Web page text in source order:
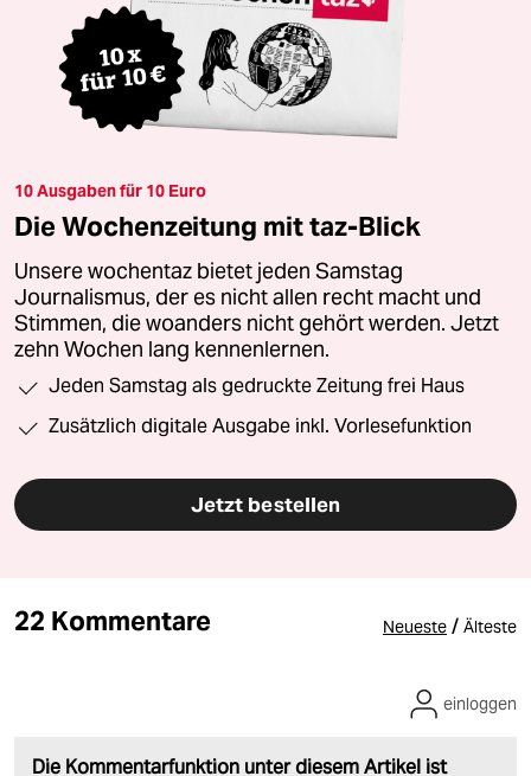
10 Ausgaben für 10 Euro
Die Wochenzeitung mit taz-Blick
Unsere wochentaz bietet jeden Samstag
Journalismus, der es nicht allen recht macht und
Stimmen, die woanders nicht gehört werden. Jetzt
zehn Wochen lang kennenlernen.
Jeden Samstag als gedruckte Zeitung frei Haus
Zusätzlich digitale Ausgabe inkl. Vorlesefunktion
Jetzt bestellen
22 Kommentare Neueste / Älteste
Die Kommentarfunktion unter diesem Artikel ist
einloggen